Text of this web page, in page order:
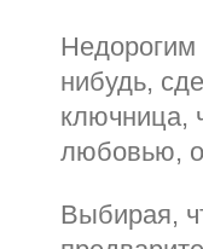
Недорогим
нибудь,
ключница,
любовью,
Выбирая,